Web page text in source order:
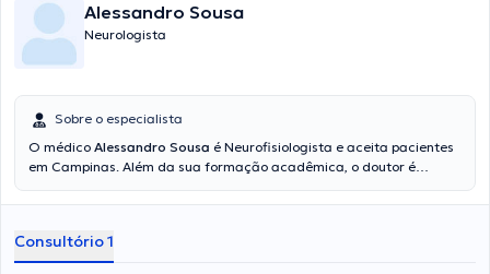
Alessandro Sousa
Neurologista
Sobre o especialista
O médico Alessandro Sousa é Neurofisiologista e aceita pacientes
em Campinas. Além da sua formação acadêmica, o doutor é
especialista possui anos de experiência laboral no seu ramo de
associações médicas. Alessandro Sousa participou de múltiplas
conferências buscando ter uma formação contínua na sua
Consultório 1